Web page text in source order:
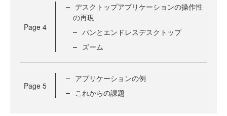
Page 4
デスクトップアプリケーションの操作性
の再現
パンとエンドレスデスクトップ
ズーム
Page 5
アプリケーションの例
これからの課題